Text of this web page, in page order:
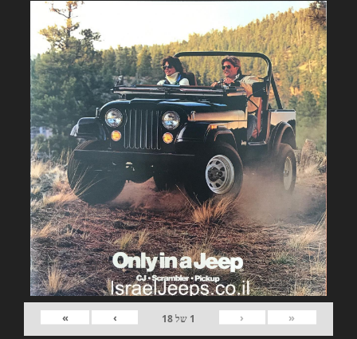
«
‹
1 של18
›
»